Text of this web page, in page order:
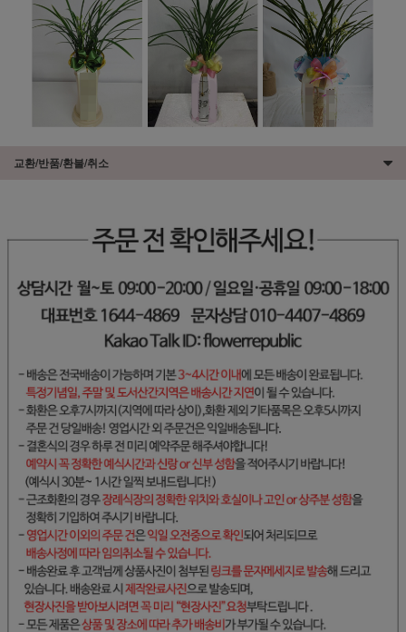
교환/반품/환불/취소